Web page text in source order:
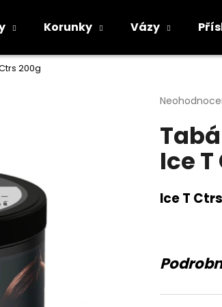
Korunky Vázy
200g
Průměrné
produktu
0,0
hvězdiček.
Ice
Ice T
Co potřebujete najít?
Doporučujeme